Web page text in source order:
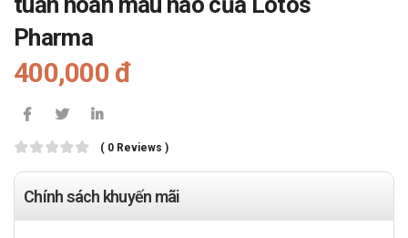
Pharma
400,000 đ
( 0 Reviews )
Chính sách khuyến mãi